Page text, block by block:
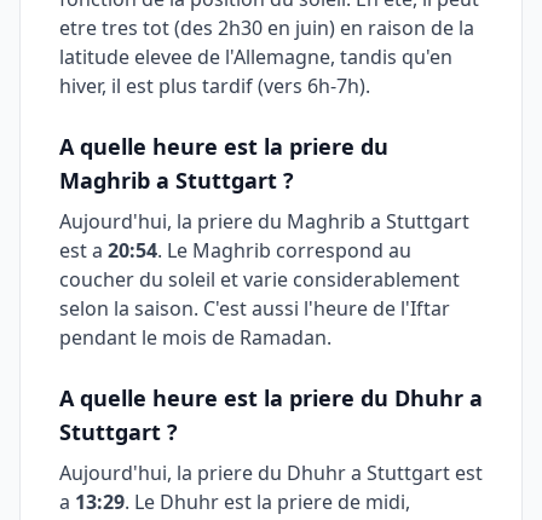
etre tres tot (des 2h30 en juin) en raison de la
latitude elevee de l'Allemagne, tandis qu'en
hiver, il est plus tardif (vers 6h-7h).
A quelle heure est la priere du
Maghrib a Stuttgart ?
Aujourd'hui, la priere du Maghrib a Stuttgart
est a 20:54. Le Maghrib correspond au
coucher du soleil et varie considerablement
selon la saison. C'est aussi l'heure de l'Iftar
pendant le mois de Ramadan.
A quelle heure est la priere du Dhuhr a
Stuttgart ?
Aujourd'hui, la priere du Dhuhr a Stuttgart est
a 13:29. Le Dhuhr est la priere de midi,